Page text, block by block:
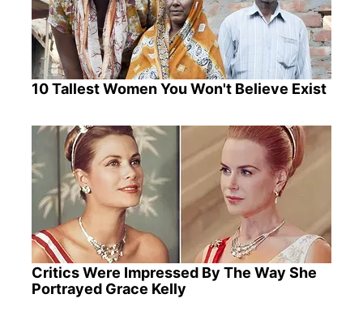
10 Tallest Women You Won't Believe Exist
Critics Were Impressed By The Way She
Portrayed Grace Kelly